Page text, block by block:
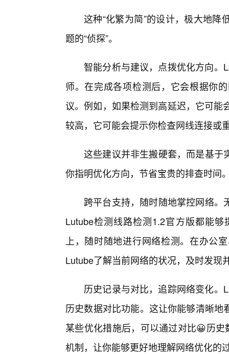
这种“化繁为简”的设计，极大地
题的“侦探”。
智能分析与建议，点拨优化方向。
师。在完成各项检测后，它会根据你
议。例如，如果检测到高延迟，它可
较高，它可能会提示你检查网线连接或
这些建议并非生搬硬套，而是基于
你指明优化方向，节省宝贵的排查时间
跨平台支持，随时随地掌控网络
Lutube检测线路检测1.2官方版都能
上，随时随地进行网络检测。在办公
Lutube了解当前网络的状况，及时发现
历史记录与对比，追踪网络变化
历史数据对比功能。这让你能够清晰
某些优化措施后，可以通过对比😀历
机制，让你能够更好地理解网络优化的